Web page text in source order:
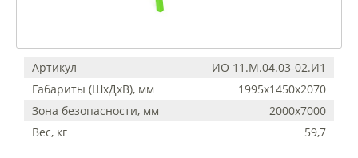
Артикул
ИО 11.М.04.03-02.И1
Габариты (ШхДхВ), мм
1995х1450х2070
Зона безопасности, мм
2000х7000
Вес, кг
59,7